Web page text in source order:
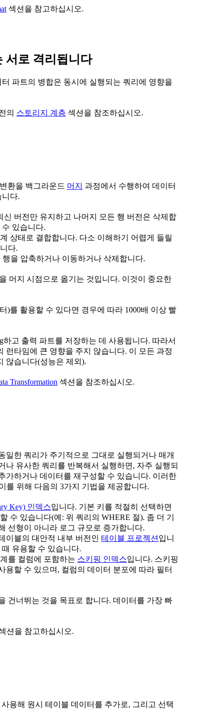
섹션을 참고하십시오.
서로 격리됩니다
파트의 병합은 동시에 실행되는 쿼리에 영향을
의 스토리지 계층 섹션을 참조하십시오.
환을 백그라운드 머지 과정에서 수행하여 데이터
다.
버전만 유지하고 나머지 모든 행 버전은 삭제합
수 있습니다.
상태로 결합합니다. 다소 이해하기 어렵게 들릴
다.
을 압축하거나 이동하거나 삭제합니다.
머지 시점으로 옮기는 것입니다. 이것이 중요한
)를 활용할 수 있다면 경우에 따라 1000배 이상 빨
고 출력 파트를 저장하는 데 사용됩니다. 따라서
타임에 큰 영향을 주지 않습니다. 이 모든 과정
않습니다(성능은 제외).
Transformation 섹션을 참조하십시오.
일한 쿼리가 주기적으로 그대로 실행되거나 매개
유사한 쿼리를 반복해서 실행하면, 자주 실행되
가하거나 데이터를 재구성할 수 있습니다. 이러한
를 위해 다음의 3가지 기법을 제공합니다.
Key) 인덱스입니다. 기본 키를 적절히 선택하면
수 있습니다(예: 위 쿼리의 WHERE 절). 좀 더 기
선형이 아니라 로그 규모로 증가합니다.
이블의 대안적 내부 버전인 테이블 프로젝션 입니
유용할 수 있습니다.
를 컬럼에 포함하는 스키핑 인덱스입니다. 스키핑
할 수 있으며, 컬럼의 데이터 분포에 따라 필터
건너뛰는 것을 목표로 합니다. 데이터를 가장 빠
션을 참고하십시오.
용해 원시 테이블 데이터를 추가로, 그리고 선택